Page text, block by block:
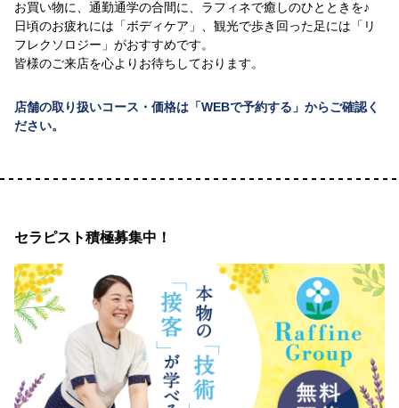
お買い物に、通勤通学の合間に、ラフィネで癒しのひとときを♪
日頃のお疲れには「ボディケア」、観光で歩き回った足には「リ
フレクソロジー」がおすすめです。
皆様のご来店を心よりお待ちしております。
店舗の取り扱いコース・価格は「WEBで予約する」からご確認く
ださい。
セラピスト積極募集中！